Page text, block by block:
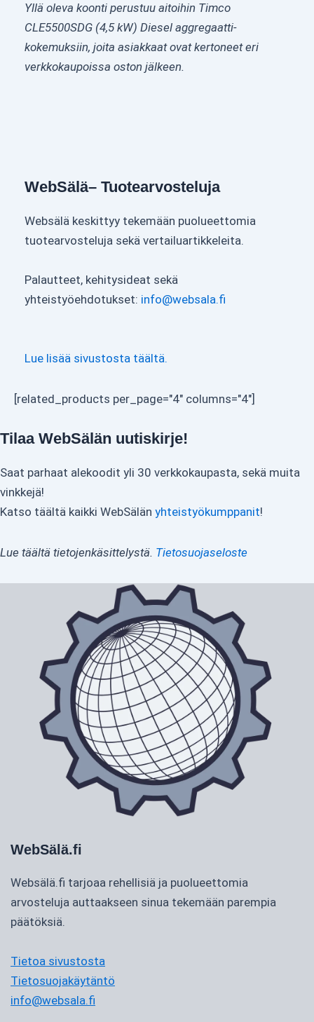
Yllä oleva koonti perustuu aitoihin Timco
CLE5500SDG (4,5 kW) Diesel aggregaatti-
kokemuksiin, joita asiakkaat ovat kertoneet eri
verkkokaupoissa oston jälkeen.
WebSälä– Tuotearvosteluja
Websälä keskittyy tekemään puolueettomia
tuotearvosteluja sekä vertailuartikkeleita.
Palautteet, kehitysideat sekä
yhteistyöehdotukset: info@websala.fi
Lue lisää sivustosta täältä.
[related_products per_page="4" columns="4"]
Tilaa WebSälän uutiskirje!
Saat parhaat alekoodit yli 30 verkkokaupasta, sekä muita
vinkkejä!
Katso täältä kaikki WebSälän yhteistyökumppanit!
Lue täältä tietojenkäsittelystä. Tietosuojaseloste
WebSälä.fi
Websälä.fi tarjoaa rehellisiä ja puolueettomia
arvosteluja auttaakseen sinua tekemään parempia
päätöksiä.
Tietoa sivustosta
Tietosuojakäytäntö
info@websala.fi